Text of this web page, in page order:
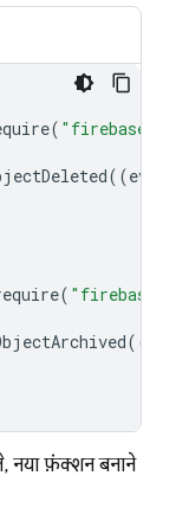
( "firebase-
((event
( "firebase-
((
नया फ़ंक्शन बनाने